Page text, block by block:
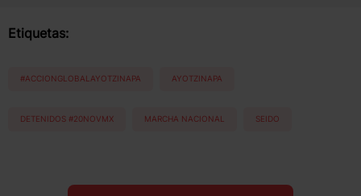
Etiquetas:
#ACCIONGLOBALAYOTZINAPA AYOTZINAPA
DETENIDOS #20NOVMX MARCHA NACIONAL SEIDO